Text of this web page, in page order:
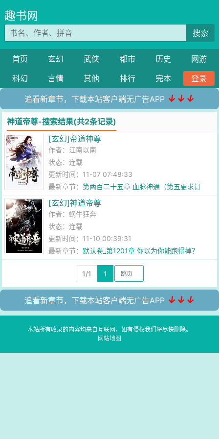
趣书网
搜索
首页 玄幻 武侠 都市 历史
网游
科幻
言情 其他 排行 完本 登录
追看新章节，下载本站客户端无广告APP ↓↓↓
神道帝尊-搜索结果(共2条记录)
[玄幻]帝道神尊
作者： 江南以南
状态：连载
更新时间：11-07 07:48:33
最新章节：第两百二十五章 血脉神通（第五更求订
阅）
[玄幻]神道帝尊
作者： 蜗牛狂奔
状态：连载
更新时间：11-10 00:39:31
最新章节：默认卷_第1201章 你以为你能跑得掉？
1/1 1
追看新章节，下载本站客户端无广告APP ↓↓↓
本站所有收录的内容均来自互联网，如有侵权我们将尽快删除。
网站地图